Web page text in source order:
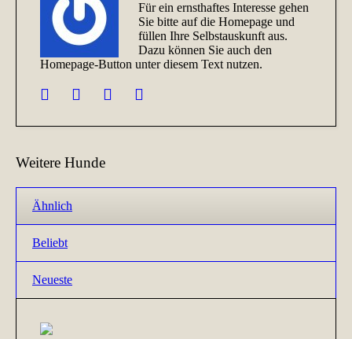
Für ein ernsthaftes Interesse gehen
Sie bitte auf die Homepage und
füllen Ihre Selbstauskunft aus.
Dazu können Sie auch den
Homepage-Button unter diesem Text nutzen.
Weitere Hunde
Ähnlich
Beliebt
Neueste